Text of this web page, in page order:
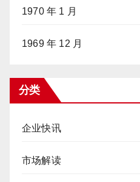
1970 年 1 月
1969 年 12 月
分类
企业快讯
市场解读